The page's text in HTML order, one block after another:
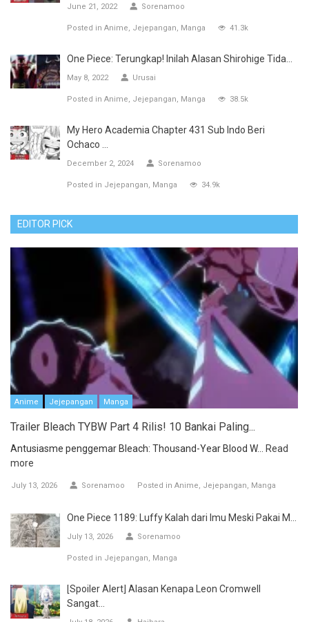
June 21, 2022 Sorenamoo
Posted in Anime Jejepangan Manga 41.3k
One Piece: Terungkap! Inilah Alasan Shirohige Tida...
May 8, 2022 Urusai
Posted in Anime Jejepangan Manga 38.5k
My Hero Academia Chapter 431 Sub Indo Beri
Ochaco ...
December 2, 2024 Sorenamoo
Posted in Jejepangan Manga 34.9k
EDITOR PICK
Anime Jejepangan Manga
Trailer Bleach TYBW Part 4 Rilis! 10 Bankai Paling...
Antusiasme penggemar Bleach: Thousand-Year Blood W...
Read
more
July 13, 2026 Sorenamoo Posted in Anime Jejepangan Manga
One Piece 1189: Luffy Kalah dari Imu Meski Pakai M...
July 13, 2026 Sorenamoo
Posted in Jejepangan Manga
[Spoiler Alert] Alasan Kenapa Leon Cromwell
Sangat...